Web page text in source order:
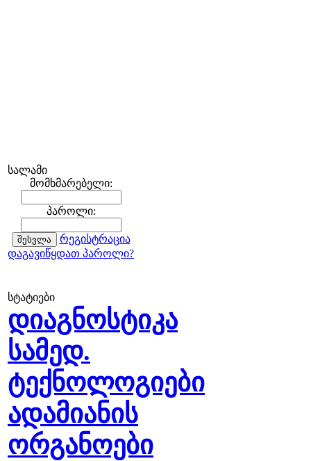
სალამი
მომხმარებელი:
პაროლი:
რეგისტრაცია
დაგავიწყდათ პაროლი?
სტატიები
დიაგნოსტიკა
სამედ.
ტექნოლოგიები
ადამიანის
ორგანოები